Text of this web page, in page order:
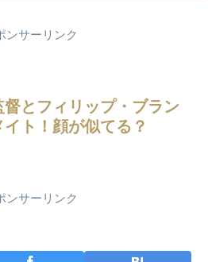
ンサーリンク
とフィリップ・ブラン
ト！顔が似てる？
ンサーリンク